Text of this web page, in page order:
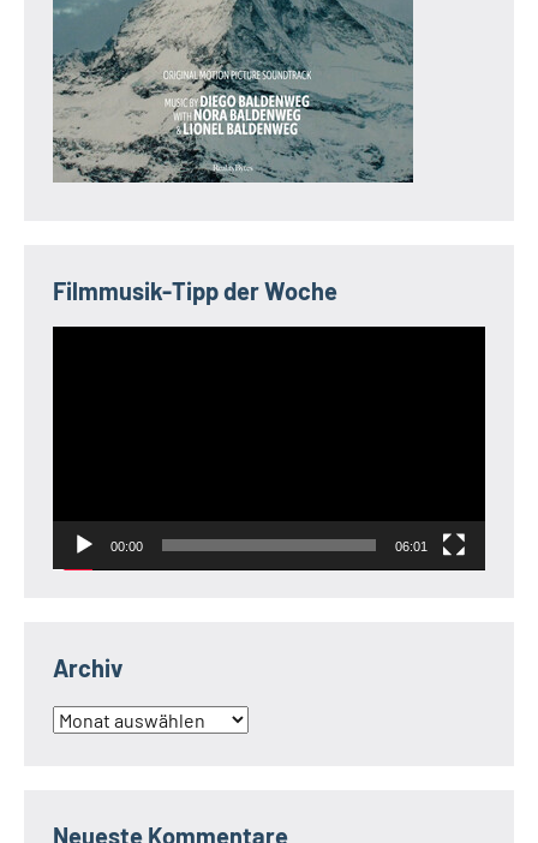
Filmmusik-Tipp der Woche
00:00 06:01
Archiv
Archiv
Neueste Kommentare